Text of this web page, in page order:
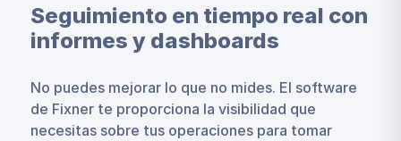
Seguimiento en tiempo real con
informes y dashboards
No puedes mejorar lo que no mides. El software
de Fixner te proporciona la visibilidad que
necesitas sobre tus operaciones para tomar